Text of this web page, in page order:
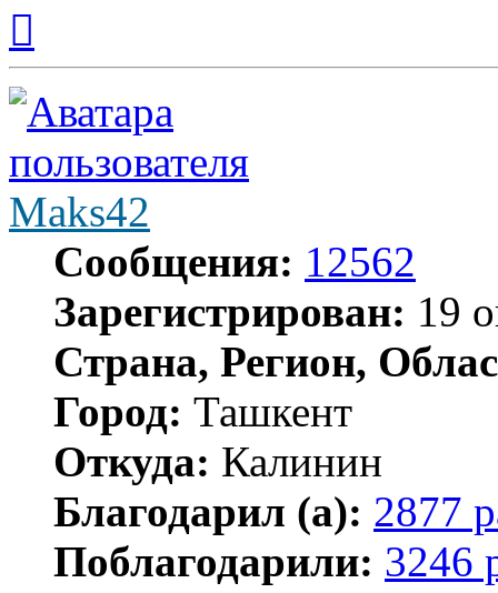
началу
Maks42
Сообщения: 12562
Зарегистрирован: 19
Страна, Регион,
Город: Ташкент
Откуда: Калинин
Благодарил (а): 2877
Поблагодарили: 3246